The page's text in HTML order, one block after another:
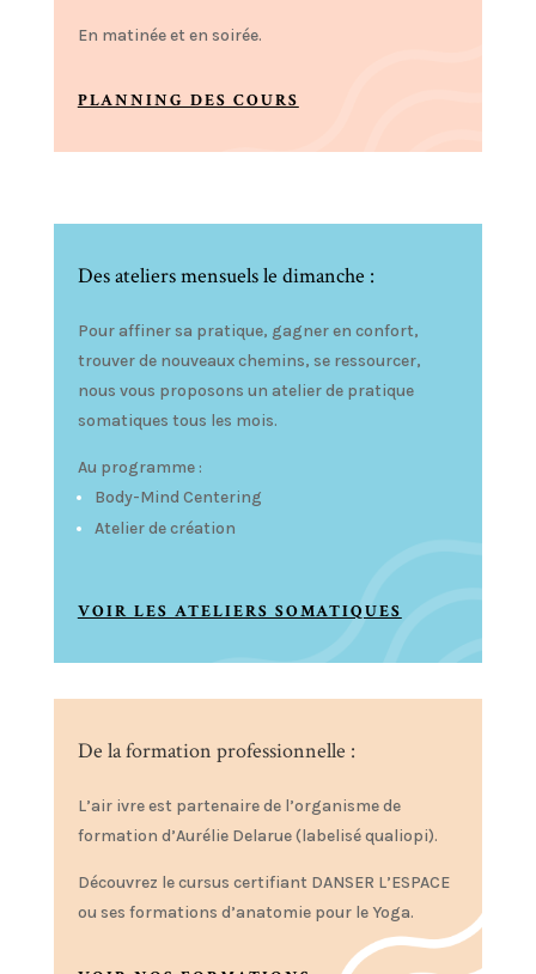
En matinée et en soirée.
PLANNING DES COURS
Des ateliers mensuels le dimanche :
Pour affiner sa pratique, gagner en confort,
trouver de nouveaux chemins, se ressourcer,
nous vous proposons un atelier de pratique
somatiques tous les mois.
Au programme :
Body-Mind Centering
Atelier de création
VOIR LES ATELIERS SOMATIQUES
De la formation professionnelle :
L’air ivre est partenaire de l’organisme de
formation d’Aurélie Delarue (labelisé qualiopi).
Découvrez le cursus certifiant DANSER L’ESPACE
ou ses formations d’anatomie pour le Yoga.